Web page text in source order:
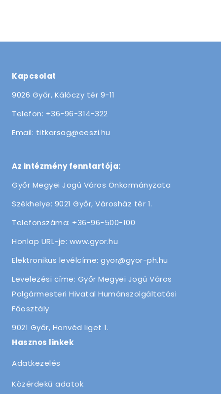
Kapcsolat
9026 Győr, Kálóczy tér 9-11
Telefon: +36-96-314-322
Email: titkarsag@eeszi.hu
Az intézmény fenntartója:
Győr Megyei Jogú Város Önkormányzata
Székhelye: 9021 Győr, Városház tér 1.
Telefonszáma: +36-96-500-100
Honlap URL-je: www.gyor.hu
Elektronikus levélcíme: gyor@gyor-ph.hu
Levelezési címe: Győr Megyei Jogú Város
Polgármesteri Hivatal Humánszolgáltatási
Főosztály
9021 Győr, Honvéd liget 1.
Hasznos linkek
Adatkezelés
Közérdekű adatok